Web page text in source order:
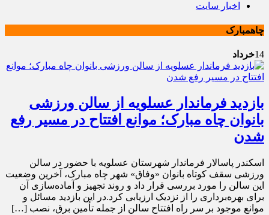
اخبار سایت
چاهمبارک
14خرداد
بازدید فرماندار عسلویه از سالن ورزشی
بانوان چاه مبارک؛ موانع افتتاح در مسیر رفع
شدن
اسکندر پاسالار فرماندار شهرستان عسلویه با حضور در سالن
ورزشی سقف کوتاه بانوان «وفاق» شهر چاه مبارک، آخرین وضعیت
این سالن را مورد بررسی قرار داد و روند تجهیز و آماده‌سازی آن
برای بهره‌برداری را از نزدیک ارزیابی کرد.در این بازدید مسائل و
موانع موجود بر سر راه افتتاح سالن از جمله تأمین برق، نصب […]